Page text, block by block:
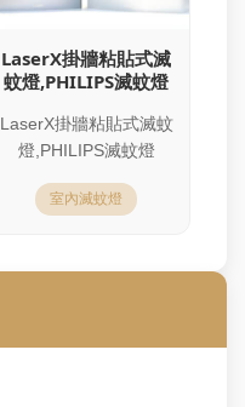
LaserX掛牆粘貼式滅
蚊燈,PHILIPS滅蚊燈
LaserX掛牆粘貼式滅蚊
燈,PHILIPS滅蚊燈
室內滅蚊燈